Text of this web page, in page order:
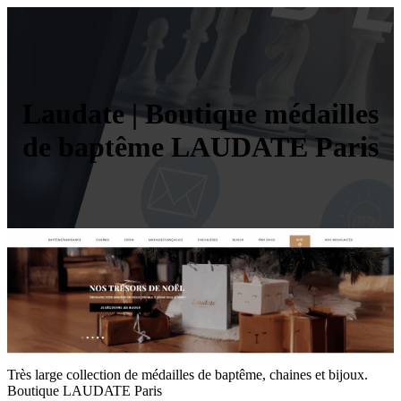
Laudate | Boutique médailles
de baptême LAUDATE Paris
Très large collection de médailles de baptême, chaines et bijoux.
Boutique LAUDATE Paris